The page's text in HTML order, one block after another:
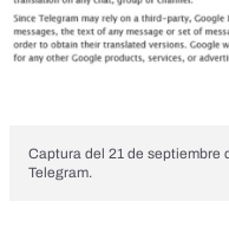
Captura del 21 de septiembre
Telegram.